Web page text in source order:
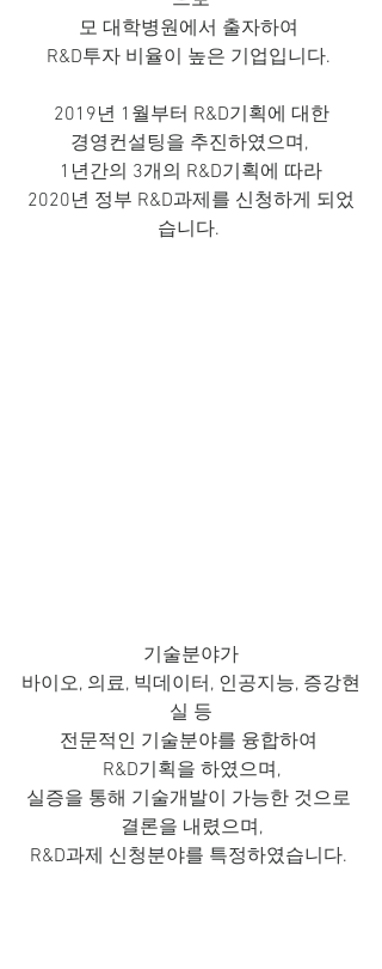
모 대학병원에서 출자하여
R&D투자 비율이 높은 기업입니다.
2019년 1월부터 R&D기획에 대한
경영컨설팅을 추진하였으며,
1년간의 3개의 R&D기획에 따라
2020년 정부 R&D과제를 신청하게 되었
습니다.
기술분야가
바이오, 의료, 빅데이터, 인공지능, 증강현
실 등
전문적인 기술분야를 융합하여
R&D기획을 하였으며,
실증을 통해 기술개발이 가능한 것으로
결론을 내렸으며,
R&D과제 신청분야를 특정하였습니다.